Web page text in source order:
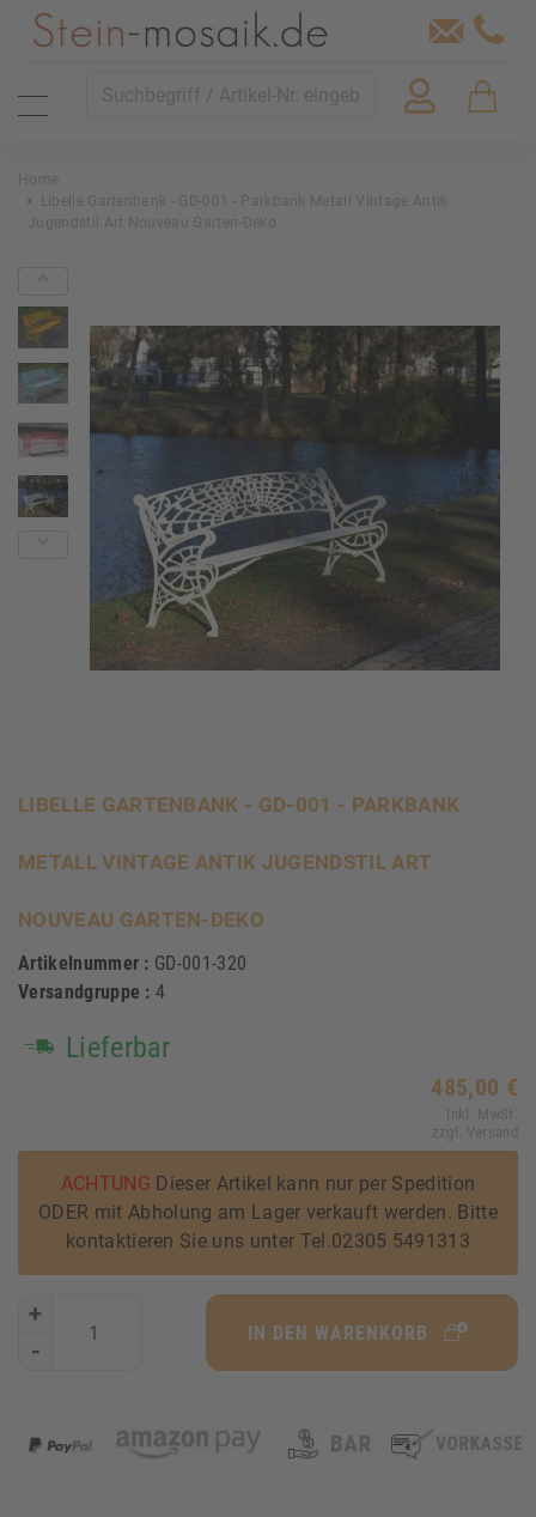
Home
Libelle Gartenbank - GD-001 - Parkbank Metall Vintage Antik
Jugendstil Art Nouveau Garten-Deko
LIBELLE GARTENBANK - GD-001 - PARKBANK
METALL VINTAGE ANTIK JUGENDSTIL ART
NOUVEAU GARTEN-DEKO
Artikelnummer : GD-001-320
Versandgruppe :4
Lieferbar
485,00 €
Inkl. MwSt.
zzgl. Versand
ACHTUNG Dieser Artikel kann nur per Spedition
ODER mit Abholung am Lager verkauft werden. Bitte
kontaktieren Sie uns unter Tel.02305 5491313
+
-
IN DEN WARENKORB